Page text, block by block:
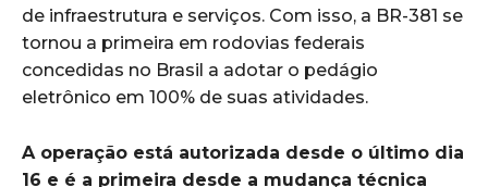
de infraestrutura e serviços. Com isso, a BR-381 se
tornou a primeira em rodovias federais
concedidas no Brasil a adotar o pedágio
eletrônico em 100% de suas atividades.
A operação está autorizada desde o último dia
16 e é a primeira desde a mudança técnica